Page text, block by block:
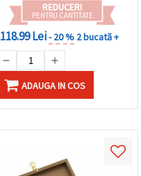
REDUCERI
PENTRU CANTITATE
118.99 Lei- 20 % 2 bucată +
ADAUGA IN COS